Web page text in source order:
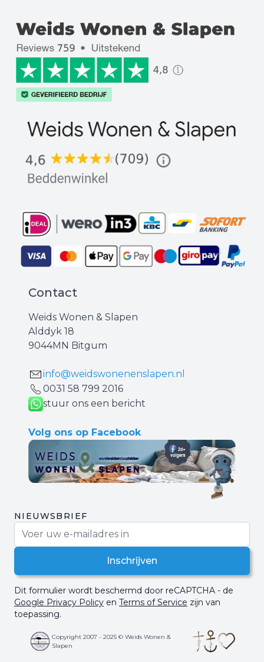
Contact
Weids Wonen & Slapen
Alddyk 18
9044MN Bitgum
info@weidswonenenslapen.nl
0031 ‪58 799 2016‬
stuur ons een bericht
Volg ons op Facebook
NIEUWSBRIEF
Inschrijven
Dit formulier wordt beschermd door reCAPTCHA - de
Google Privacy Policy en Terms of Service zijn van
toepassing.
Copyright 2007 - 2025 © Weids Wonen &
Slapen